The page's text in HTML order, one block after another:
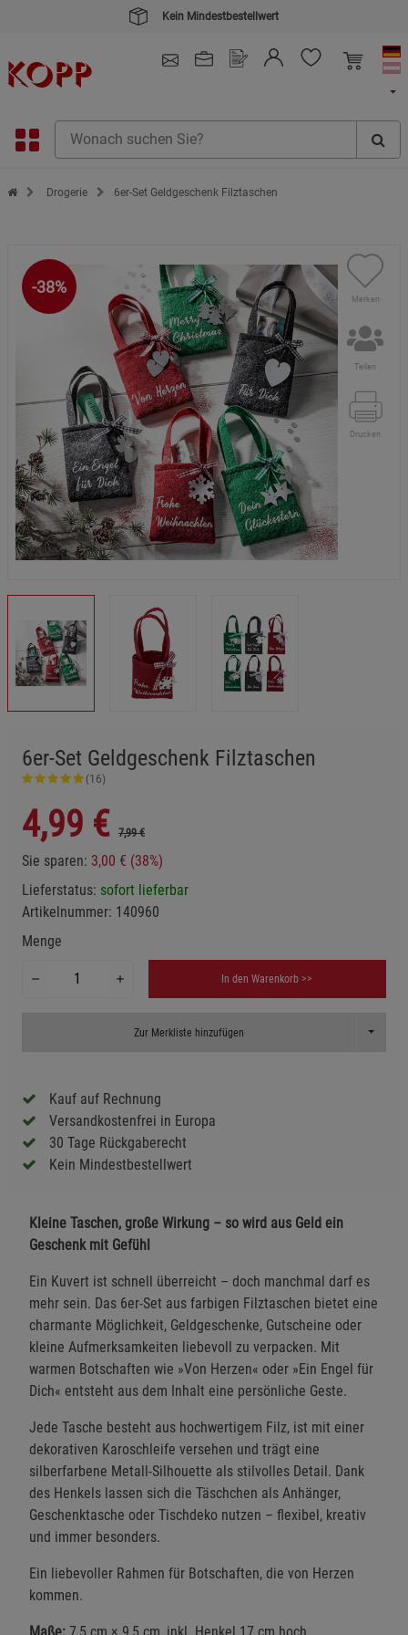
Kein Mindestbestellwert
Zur Startseite des Kopp Verlag Online-Shop
Drogerie 6er-Set Geldgeschenk Filztaschen
-38%
Merken
Teilen
Drucken
6er-Set Geldgeschenk Filztaschen
(16)
4,99 € 7,99 €
Sie sparen: 3,00 € (38%)
Lieferstatus: sofort lieferbar
Artikelnummer: 140960
Menge
In den Warenkorb >>
Zur Merkliste hinzufügen Toggle
Kauf auf Rechnung
Versandkostenfrei in Europa
30 Tage Rückgaberecht
Kein Mindestbestellwert
Kleine Taschen, große Wirkung – so wird aus Geld ein
Geschenk mit Gefühl
Ein Kuvert ist schnell überreicht – doch manchmal darf es
mehr sein. Das 6er-Set aus farbigen Filztaschen bietet eine
charmante Möglichkeit, Geldgeschenke, Gutscheine oder
kleine Aufmerksamkeiten liebevoll zu verpacken. Mit
warmen Botschaften wie »Von Herzen« oder »Ein Engel für
Dich« entsteht aus dem Inhalt eine persönliche Geste.
Jede Tasche besteht aus hochwertigem Filz, ist mit einer
dekorativen Karoschleife versehen und trägt eine
silberfarbene Metall-Silhouette als stilvolles Detail. Dank
des Henkels lassen sich die Täschchen als Anhänger,
Geschenktasche oder Tischdeko nutzen – flexibel, kreativ
und immer besonders.
Ein liebevoller Rahmen für Botschaften, die von Herzen
kommen.